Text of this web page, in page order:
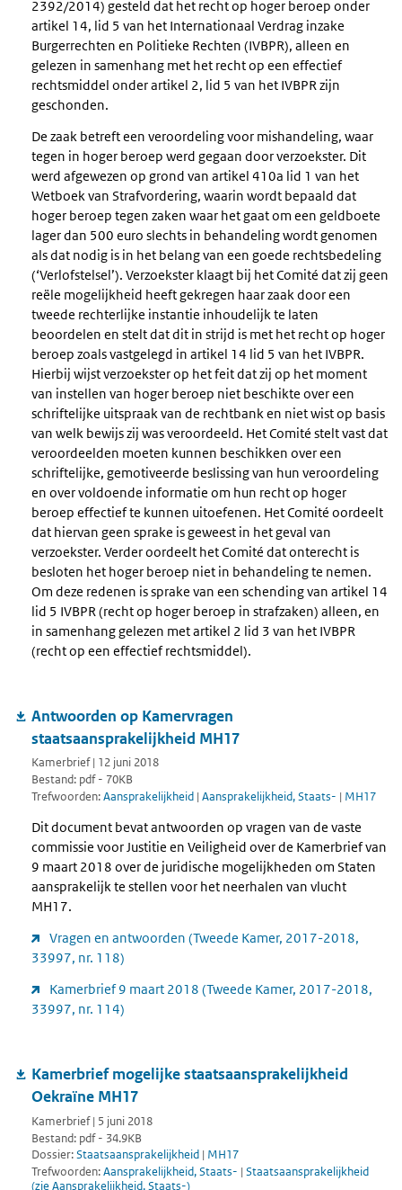
2392/2014) gesteld dat het recht op hoger beroep onder
artikel 14, lid 5 van het Internationaal Verdrag inzake
Burgerrechten en Politieke Rechten (IVBPR), alleen en
gelezen in samenhang met het recht op een effectief
rechtsmiddel onder artikel 2, lid 5 van het IVBPR zijn
geschonden.
De zaak betreft een veroordeling voor mishandeling, waar
tegen in hoger beroep werd gegaan door verzoekster. Dit
werd afgewezen op grond van artikel 410a lid 1 van het
Wetboek van Strafvordering, waarin wordt bepaald dat
hoger beroep tegen zaken waar het gaat om een geldboete
lager dan 500 euro slechts in behandeling wordt genomen
als dat nodig is in het belang van een goede rechtsbedeling
(‘Verlofstelsel’). Verzoekster klaagt bij het Comité dat zij geen
reële mogelijkheid heeft gekregen haar zaak door een
tweede rechterlijke instantie inhoudelijk te laten
beoordelen en stelt dat dit in strijd is met het recht op hoger
beroep zoals vastgelegd in artikel 14 lid 5 van het IVBPR.
Hierbij wijst verzoekster op het feit dat zij op het moment
van instellen van hoger beroep niet beschikte over een
schriftelijke uitspraak van de rechtbank en niet wist op basis
van welk bewijs zij was veroordeeld. Het Comité stelt vast dat
veroordeelden moeten kunnen beschikken over een
schriftelijke, gemotiveerde beslissing van hun veroordeling
en over voldoende informatie om hun recht op hoger
beroep effectief te kunnen uitoefenen. Het Comité oordeelt
dat hiervan geen sprake is geweest in het geval van
verzoekster. Verder oordeelt het Comité dat onterecht is
besloten het hoger beroep niet in behandeling te nemen.
Om deze redenen is sprake van een schending van artikel 14
lid 5 IVBPR (recht op hoger beroep in strafzaken) alleen, en
in samenhang gelezen met artikel 2 lid 3 van het IVBPR
(recht op een effectief rechtsmiddel).
Antwoorden op Kamervragen
staatsaansprakelijkheid MH17
Kamerbrief | 12 juni 2018
Bestand: pdf - 70KB
Trefwoorden:Aansprakelijkheid | Aansprakelijkheid, Staats- | MH17
Dit document bevat antwoorden op vragen van de vaste
commissie voor Justitie en Veiligheid over de Kamerbrief van
9 maart 2018 over de juridische mogelijkheden om Staten
aansprakelijk te stellen voor het neerhalen van vlucht
MH17.
Vragen en antwoorden (Tweede Kamer, 2017-2018,
33997, nr. 118)
Kamerbrief 9 maart 2018 (Tweede Kamer, 2017-2018,
33997, nr. 114)
Kamerbrief mogelijke staatsaansprakelijkheid
Oekraïne MH17
Kamerbrief | 5 juni 2018
Bestand: pdf - 34.9KB
Dossier:Staatsaansprakelijkheid | MH17
Trefwoorden:Aansprakelijkheid, Staats- | Staatsaansprakelijkheid
(zie Aansprakelijkheid, Staats-)